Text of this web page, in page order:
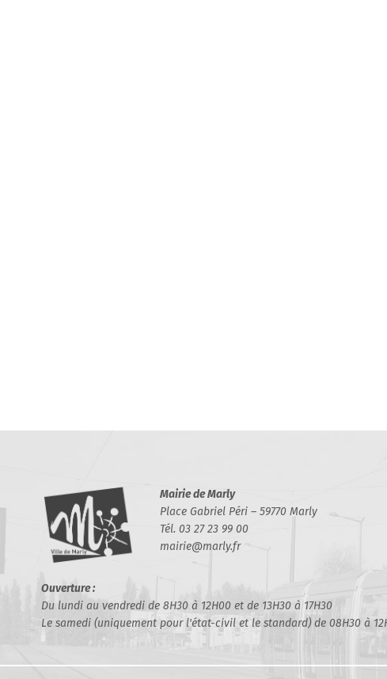
Mairie de Marly
Place Gabriel Péri – 59770 Marly
Tél. 03 27 23 99 00
mairie@marly.fr
Ouverture :
Du lundi au vendredi de 8H30 à 12H00 et de 13H30 à 17H30
Le samedi (uniquement pour l'état-civil et le standard) de 08H30 à